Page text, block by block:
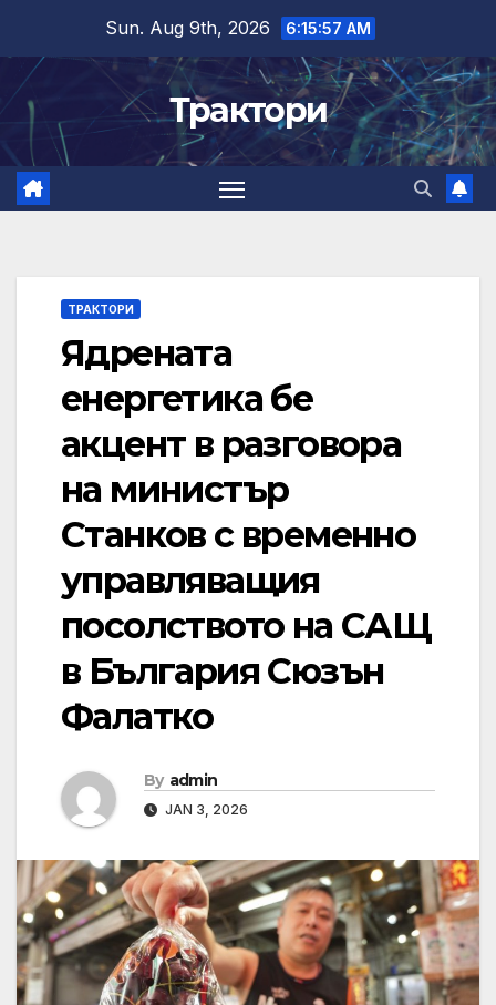
content
Sun. Aug 9th, 2026 6:15:58 AM
Трактори
ТРАКТОРИ
Ядрената
енергетика бе
акцент в разговора
на министър
Станков с временно
управляващия
посолството на САЩ
в България Сюзън
Фалатко
By admin
JAN 3, 2026